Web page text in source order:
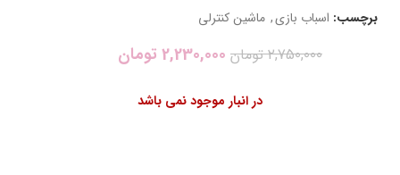
برچسب: اسباب بازی, ماشین کنترلی
2,750,000 تومان 2,230,000 تومان
در انبار موجود نمی باشد